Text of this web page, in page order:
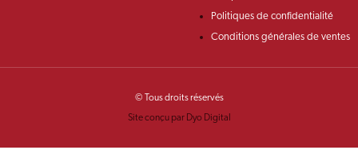
Politiques de confidentialité
Conditions générales de ventes
© Tous droits réservés
Site conçu par Dyo Digital